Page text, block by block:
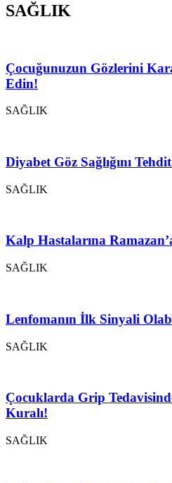
SAĞLIK
Çocuğunuzun Gözlerini
Edin!
SAĞLIK
Diyabet Göz Sağlığını
SAĞLIK
Kalp Hastalarına
SAĞLIK
Lenfomanın İlk Sinyali
SAĞLIK
Çocuklarda Grip
Kuralı!
SAĞLIK